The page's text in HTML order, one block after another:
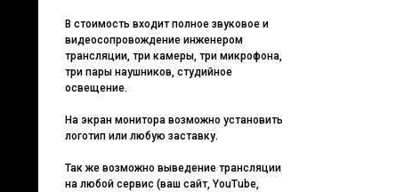
В стоимость входит полное звуковое и
видеосопровождение инженером
трансляции, три камеры, три микрофона,
три пары наушников, студийное
освещение.
На экран монитора возможно установить
логотип или любую заставку.
Так же возможно выведение трансляции
на любой сервис (ваш сайт, YouTube,